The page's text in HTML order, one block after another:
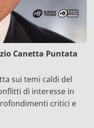
Canetta Puntata
sui temi caldi del
di interesse in
critici e